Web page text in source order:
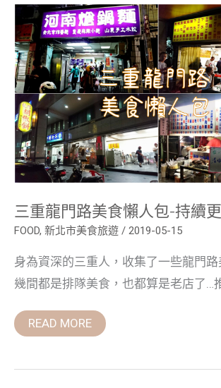
三重龍門路美食懶人包-持續
FOOD, 新北市美食旅遊 / 2019-05-15
身為資深的三重人，收集了一些龍門
幾間都是排隊美食，也都算是老店了…
三
重
龍
門
路
美
食
懶
人
包-
持
續
更
新
READ MORE